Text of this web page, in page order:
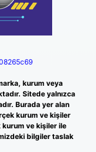
kurum veya
Sitede yalnızca
Burada yer alan
kurum ve kişiler
kurum ve kişiler ile
bilgiler taslak